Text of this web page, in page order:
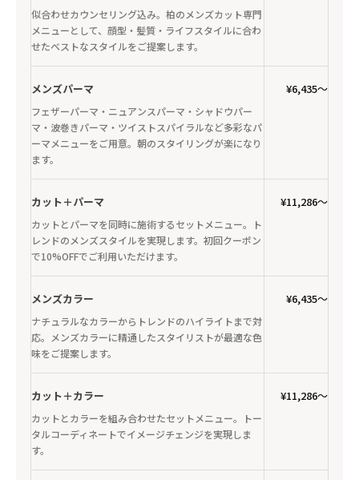
似合わせカウンセリング込み。柏のメンズカット専門
メニューとして、顔型・髪質・ライフスタイルに合わ
せたベストなスタイルをご提案します。
メンズパーマ
フェザーパーマ・ニュアンスパーマ・シャドウパー
マ・波巻きパーマ・ツイストスパイラルなど多彩なパ
ーマメニューをご用意。朝のスタイリングが楽になり
ます。
¥6,435〜
カット＋パーマ
カットとパーマを同時に施術するセットメニュー。ト
レンドのメンズスタイルを実現します。初回クーポン
で10%OFFでご利用いただけます。
¥11,286〜
メンズカラー
ナチュラルなカラーからトレンドのハイライトまで対
応。メンズカラーに精通したスタイリストが最適な色
味をご提案します。
¥6,435〜
カット＋カラー
カットとカラーを組み合わせたセットメニュー。トー
タルコーディネートでイメージチェンジを実現しま
す。
¥11,286〜